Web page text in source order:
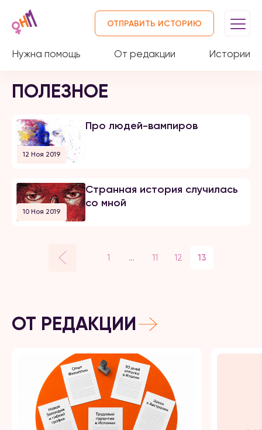
Нужна помощь От редакции Истории
ОТПРАВИТЬ ИСТОРИЮ
ПОЛЕЗНОЕ
12 Ноя 2019
Про людей-вампиров
10 Ноя 2019
Странная история случилась
со мной
1 … 11 12 13
ОТ РЕДАКЦИИ